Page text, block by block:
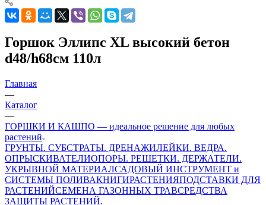
Горшок Эллипс XL высокий бетон
d48/h68см 110л
Главная
—
Каталог
—
ГОРШКИ И КАШПО — идеальное решение для любых
растений
ГРУНТЫ. СУБСТРАТЫ. ДРЕНАЖИЛЕЙКИ. ВЕДРА.
ОПРЫСКИВАТЕЛИОПОРЫ. РЕШЕТКИ. ДЕРЖАТЕЛИ.
УКРЫВНОЙ МАТЕРИАЛСАДОВЫЙ ИНСТРУМЕНТ и
СИСТЕМЫ ПОЛИВАКНИГИРАСТЕНИЯПОДСТАВКИ ДЛЯ
РАСТЕНИЙСЕМЕНА ГАЗОННЫХ ТРАВСРЕДСТВА
ЗАЩИТЫ РАСТЕНИЙ.